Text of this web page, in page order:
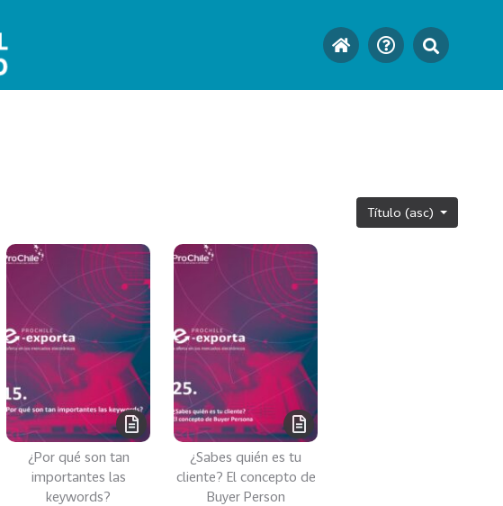
Título (asc)
¿Por qué son tan
importantes las
keywords?
¿Sabes quién es tu
cliente? El concepto de
Buyer Person